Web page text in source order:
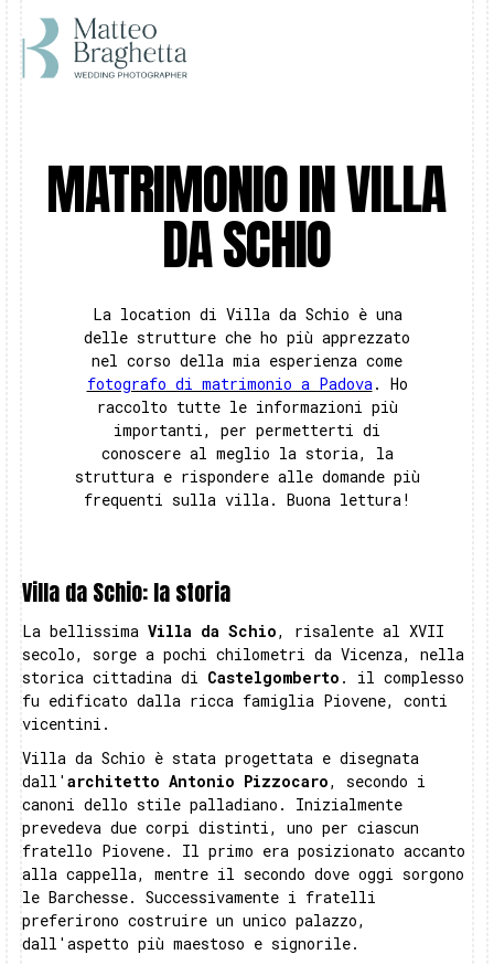
MATRIMONIO IN VILLA
DA SCHIO
La location di Villa da Schio è una
delle strutture che ho più apprezzato
nel corso della mia esperienza come
fotografo di matrimonio a Padova . Ho
raccolto tutte le informazioni più
importanti, per permetterti di
conoscere al meglio la storia, la
struttura e rispondere alle domande più
frequenti sulla villa. Buona lettura!
Villa da Schio: la storia
La bellissima Villa da Schio, risalente al XVII
secolo, sorge a pochi chilometri da Vicenza, nella
storica cittadina di Castelgomberto . il complesso
fu edificato dalla ricca famiglia Piovene, conti
vicentini.
Villa da Schio è stata progettata e disegnata
dall' architetto Antonio Pizzocaro, secondo i
canoni dello stile palladiano. Inizialmente
prevedeva due corpi distinti, uno per ciascun
fratello Piovene. Il primo era posizionato accanto
alla cappella, mentre il secondo dove oggi sorgono
le Barchesse. Successivamente i fratelli
preferirono costruire un unico palazzo,
dall'aspetto più maestoso e signorile.